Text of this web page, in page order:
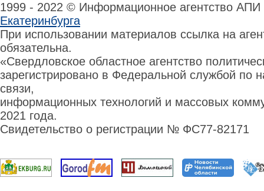
1999 - 2022 © Информационное агентство
Екатеринбурга
При использовании материалов ссылка на
обязательна.
«Свердловское областное агентство
зарегистрировано в Федеральной службой по
связи,
информационных технологий и массовых
2021 года.
Свидетельство о регистрации № ФС77-82171